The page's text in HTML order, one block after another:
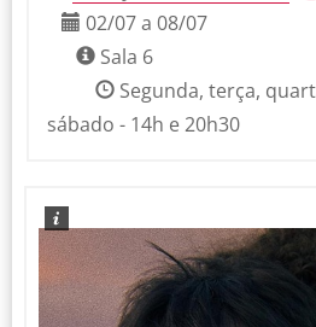
02/07 a 08/07
Sala 6
sábado - 14h e 20h30